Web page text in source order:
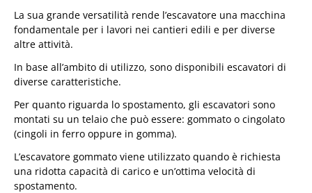
La sua grande versatilità rende l’escavatore una macchina
fondamentale per i lavori nei cantieri edili e per diverse
altre attività.
In base all’ambito di utilizzo, sono disponibili escavatori di
diverse caratteristiche.
Per quanto riguarda lo spostamento, gli escavatori sono
montati su un telaio che può essere: gommato o cingolato
(cingoli in ferro oppure in gomma).
L’escavatore gommato viene utilizzato quando è richiesta
una ridotta capacità di carico e un’ottima velocità di
spostamento.